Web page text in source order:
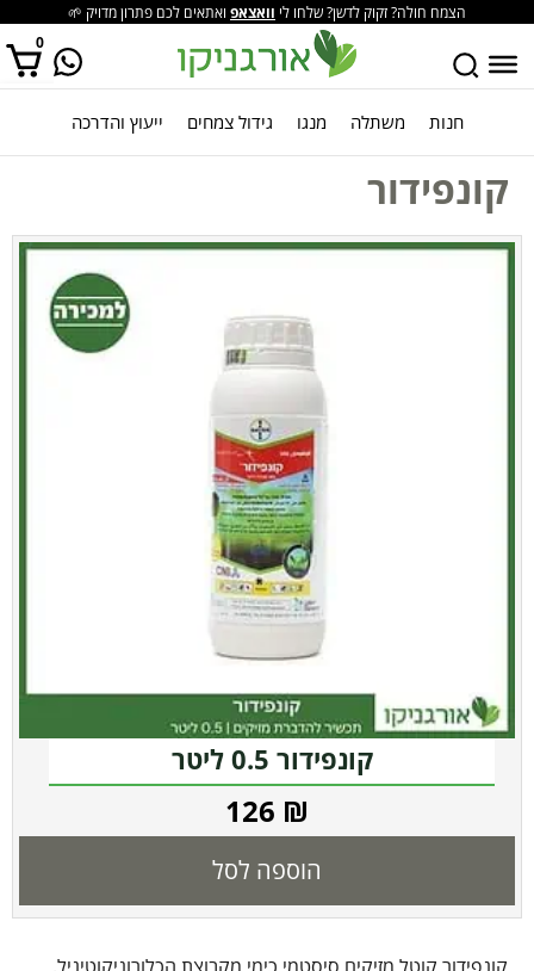
הצמח חולה? זקוק לדשן? שלחו לי וואצאפ ואתאים לכם פתרון מדויק 🌱
0
אין מוצרים בסל הקניות. חנות משתלה מנגו גידול צמחים ייעוץ והדרכה
קונפידור
קונפידור 0.5 ליטר
126 ₪
הוספה לסל